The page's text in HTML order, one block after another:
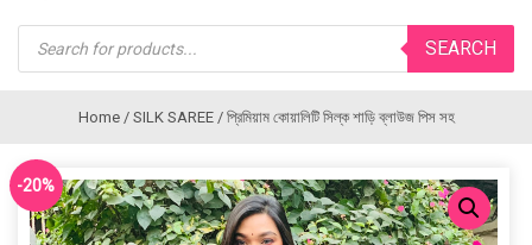
Products
search
SEARCH
Home/ SILK SAREE/ প্রিমিয়াম কোয়ালিটি সিল্ক শাড়ি ব্লাউজ পিস সহ
-20%